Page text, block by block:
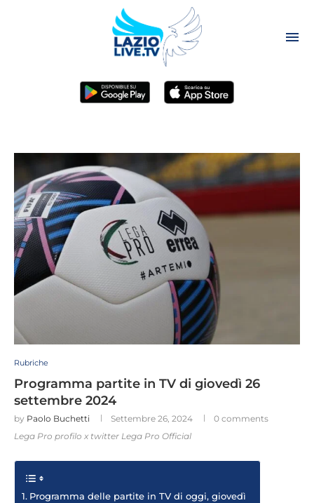
Rubriche
Programma partite in TV di giovedì 26
settembre 2024
by Paolo Buchetti Settembre 26, 2024
0 comments
Lega Pro profilo x twitter Lega Pro Official
Programma delle partite in TV di oggi, giovedì